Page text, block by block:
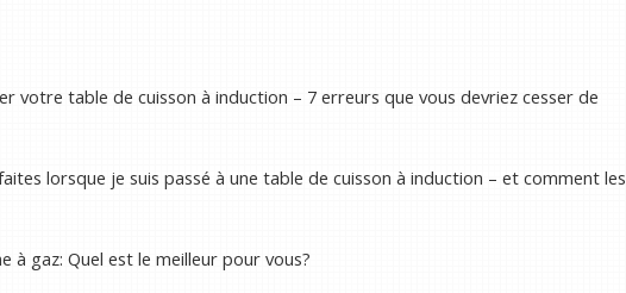
votre table de cuisson à induction – 7 erreurs que vous devriez cesser de
lorsque je suis passé à une table de cuisson à induction – et comment les
à gaz: Quel est le meilleur pour vous?